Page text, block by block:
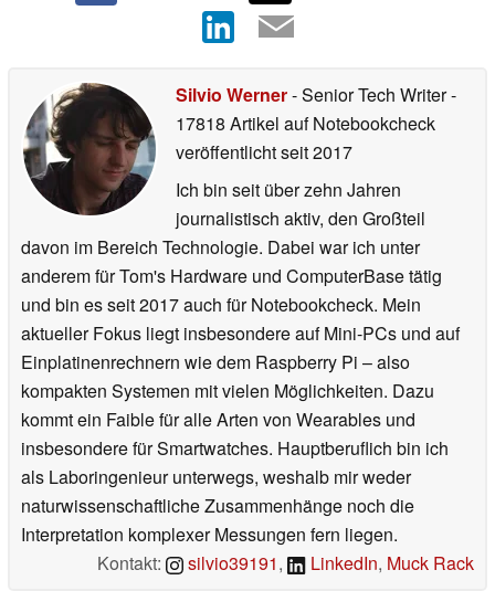
Silvio Werner- Senior Tech Writer-
17818 Artikel auf Notebookcheck
veröffentlichtseit 2017
Ich bin seit über zehn Jahren
journalistisch aktiv, den Großteil
davon im Bereich Technologie. Dabei war ich unter
anderem für Tom's Hardware und ComputerBase tätig
und bin es seit 2017 auch für Notebookcheck. Mein
aktueller Fokus liegt insbesondere auf Mini-PCs und auf
Einplatinenrechnern wie dem Raspberry Pi – also
kompakten Systemen mit vielen Möglichkeiten. Dazu
kommt ein Faible für alle Arten von Wearables und
insbesondere für Smartwatches. Hauptberuflich bin ich
als Laboringenieur unterwegs, weshalb mir weder
naturwissenschaftliche Zusammenhänge noch die
Interpretation komplexer Messungen fern liegen.
Kontakt:
silvio39191, LinkedIn, Muck Rack